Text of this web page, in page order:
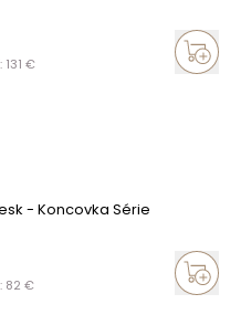
131 €
- Koncovka Série
82 €